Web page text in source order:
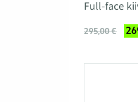
Full-face
295,00 €